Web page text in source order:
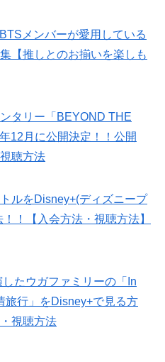
メンバーが愛用している
【推しとのお揃いを楽しも
タリー「BEYOND THE
12月に公開決定！！公開
聴方法
ルをDisney+(ディズニープ
！【入会方法・視聴方法】
たウガファミリーの「In
旅行」をDisney+で見る方
視聴方法